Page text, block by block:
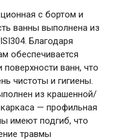
с бортом и
ванны выполнена из
Благодаря
обеспечивается
ванн, что
чистоты и гигиены.
из крашенной/
— профильная
имеют подгиб, что
травмы